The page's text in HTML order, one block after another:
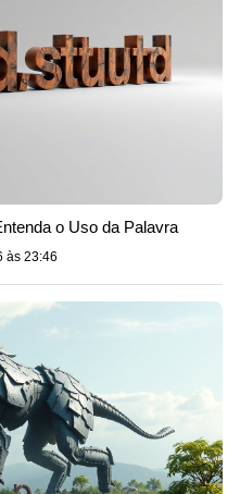
o Uso da Palavra
às 23:46